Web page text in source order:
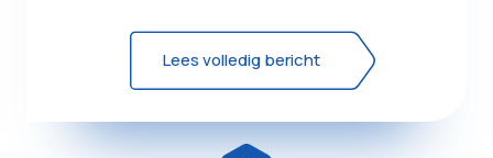
Lees volledig bericht